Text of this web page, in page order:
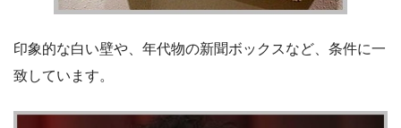
印象的な白い壁や、年代物の新聞ボックスなど、条件に一
致しています。